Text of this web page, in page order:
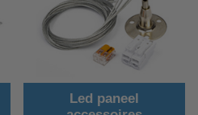
Led paneel